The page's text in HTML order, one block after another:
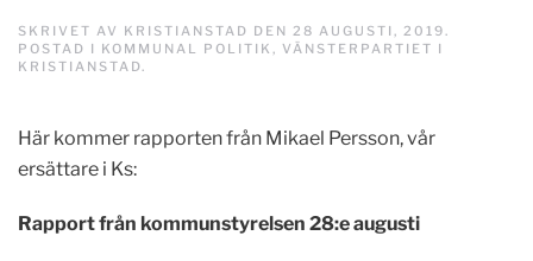
SKRIVET AV KRISTIANSTAD DEN 28 AUGUSTI, 2019.
POSTAD I KOMMUNAL POLITIK , VÄNSTERPARTIET I
KRISTIANSTAD.
Här kommer rapporten från Mikael Persson, vår
ersättare i Ks:
Rapport från kommunstyrelsen 28:e augusti